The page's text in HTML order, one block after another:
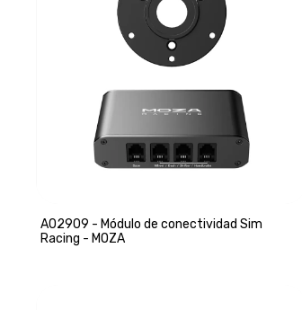
A02909 - Módulo de conectividad Sim
Racing - MOZA